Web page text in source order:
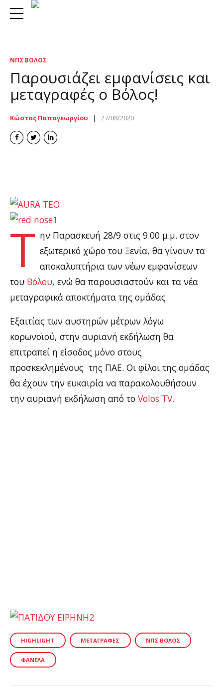
ΝΠΣ ΒΌΛΟΣ
Παρουσιάζει εμφανίσεις και
μεταγραφές ο Βόλος!
Κώστας Παπαγεωργίου 27/08/2020
Τ ην Παρασκευή 28/9 στις 9.00 μ.μ. στον
εξωτερικό χώρο του Ξενία, θα γίνουν τα
αποκαλυπτήρια των νέων εμφανίσεων
του Βόλου, ενώ θα παρουσιαστούν και τα νέα
μεταγραφικά αποκτήματα της ομάδας.
Εξαιτίας των αυστηρών μέτρων λόγω
κορωνοϊού, στην αυριανή εκδήλωση θα
επιτραπεί η είσοδος μόνο στους
προσκεκλημένους της ΠΑΕ. Οι φίλοι της ομάδας
θα έχουν την ευκαιρία να παρακολουθήσουν
την αυριανή εκδήλωση από το Volos TV.
HIGHLIGHT ΜΕΤΑΓΡΑΦΕΣ ΝΠΣ ΒΌΛΟΣ
ΦΑΝΈΛΑ